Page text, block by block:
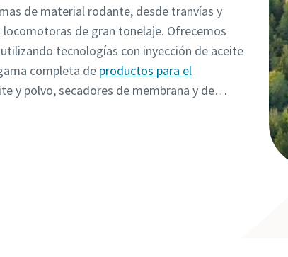
de material rodante, desde tranvías y
de gran tonelaje. Ofrecemos
tecnologías con inyección de aceite
completa de productos para el
y polvo, secadores de membrana y de